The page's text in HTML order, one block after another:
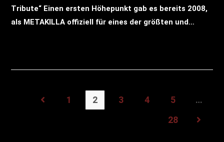
Tribute“ Einen ersten Höhepunkt gab es bereits 2008,
als METAKILLA offiziell für eines der größten und…
1 2 3 4 5
…
28